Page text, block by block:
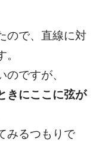
ので、直線に対
ですが、
きにここに弦が
みるつもりで